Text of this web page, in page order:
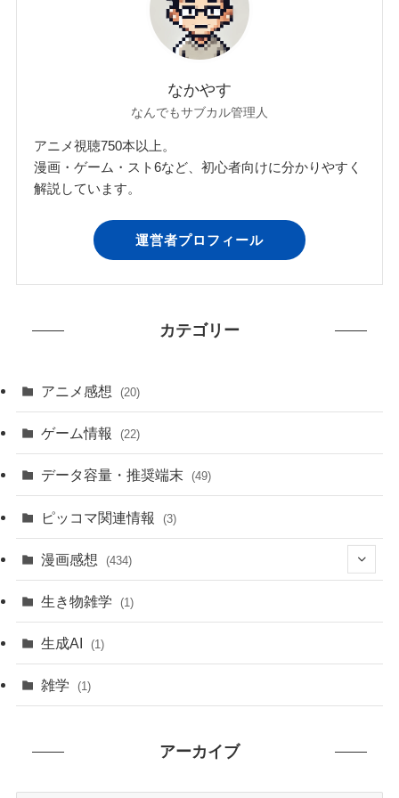
なかやす
なんでもサブカル管理人
アニメ視聴750本以上。
漫画・ゲーム・スト6など、初心者向けに分かりやすく
解説しています。
運営者プロフィール
カテゴリー
アニメ感想 (20)
ゲーム情報 (22)
データ容量・推奨端末 (49)
ピッコマ関連情報 (3)
漫画感想 (434)
(20)
(7)
生き物雑学 (1)
生成AI (1)
雑学 (1)
アーカイブ